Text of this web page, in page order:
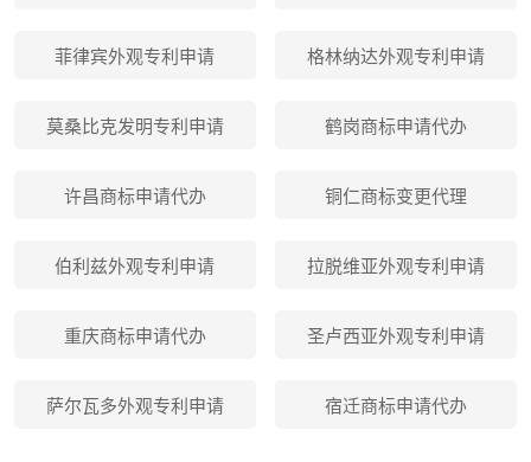
菲律宾外观专利申请 格林纳达外观专利申请
莫桑比克发明专利申请 鹤岗商标申请代办
许昌商标申请代办 铜仁商标变更代理
伯利兹外观专利申请 拉脱维亚外观专利申请
重庆商标申请代办 圣卢西亚外观专利申请
萨尔瓦多外观专利申请 宿迁商标申请代办